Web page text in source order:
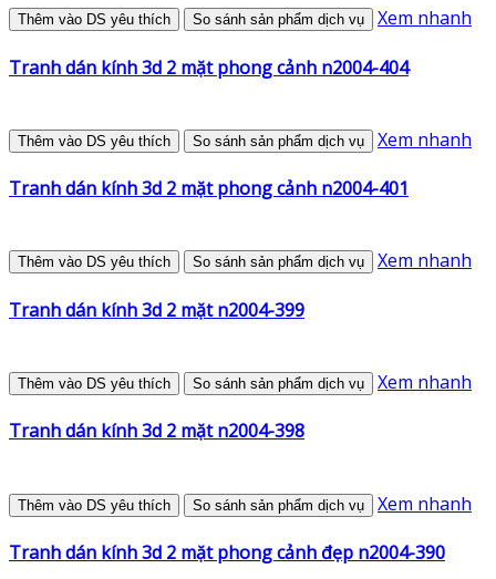
Thêm vào DS yêu thích So sánh sản phẩm dịch vụ Xem nhanh
Tranh dán kính 3d 2 mặt phong cảnh n2004-404
Thêm vào DS yêu thích So sánh sản phẩm dịch vụ Xem nhanh
Tranh dán kính 3d 2 mặt phong cảnh n2004-401
Thêm vào DS yêu thích So sánh sản phẩm dịch vụ Xem nhanh
Tranh dán kính 3d 2 mặt n2004-399
Thêm vào DS yêu thích So sánh sản phẩm dịch vụ Xem nhanh
Tranh dán kính 3d 2 mặt n2004-398
Thêm vào DS yêu thích So sánh sản phẩm dịch vụ Xem nhanh
Tranh dán kính 3d 2 mặt phong cảnh đẹp n2004-390